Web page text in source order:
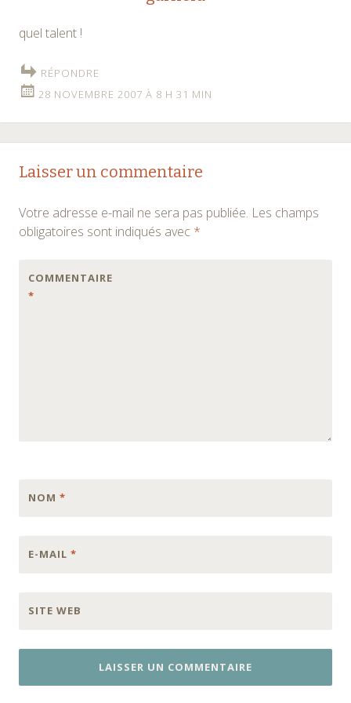
quel talent !
RÉPONDRE
28 NOVEMBRE 2007 À 8 H 31 MIN
Laisser un commentaire
Votre adresse e-mail ne sera pas publiée. Les champs
obligatoires sont indiqués avec *
COMMENTAIRE
*
NOM *
E-MAIL *
SITE WEB